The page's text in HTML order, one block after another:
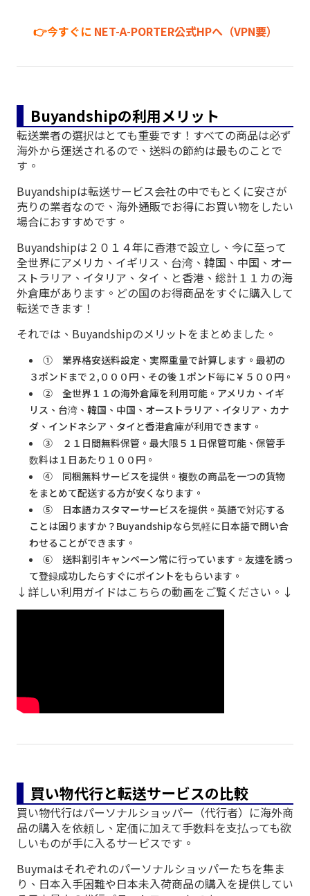
👉今すぐに NET-A-PORTER公式HPへ（VPN要）
Buyandshipの利用メリット
転送業者の選択はとても重要です！すべての商品は必ず
海外から運送されるので、送料の節約は最ものことで
す。
Buyandshipは転送サービス会社の中でもとくに安さが
売りの業者なので、海外通販でお得にお買い物をしたい
場合におすすめです。
Buyandshipは２０１４年に香港で設立し、今に至って
全世界にアメリカ、イギリス、台湾、韓国、中国、オー
ストラリア、イタリア、タイ、と香港、総計１１カの海
外倉庫があります。どの国のお得商品をすぐに購入して
転送できます！
それでは、Buyandshipのメリットをまとめました。
① 業界格安送料設定、実際重量で計算します。最初の
３ポンドまで２,０００円、その後１ポンド毎に￥５００円。
② 全世界１１の海外倉庫を利用可能。アメリカ、イギ
リス、台湾、韓国、中国、オーストラリア、イタリア、カナ
ダ、インドネシア、タイと香港倉庫が利用できます。
③ ２１日間無料保管。最大限５１日保管可能、保管手
数料は１日あたり１００円。
④ 同梱無料サービスを提供。複数の商品を一つの貨物
をまとめて配送する方が安くなります。
⑤ 日本語カスタマーサービスを提供。英語で対応する
ことは困りますか？Buyandshipなら気軽に日本語で問い合
わせることができます。
⑥ 送料割引キャンペーン常に行っています。友達を誘っ
て登録成功したらすぐにポイントをもらいます。
↓詳しい利用ガイドはこちらの動画をご覧ください。↓
買い物代行と転送サービスの比較
買い物代行はパーソナルショッパー（代行者）に海外商
品の購入を依頼し、定価に加えて手数料を支払っても欲
しいものが手に入るサービスです。
Buymaはそれぞれのパーソナルショッパーたちを集ま
り、日本入手困難や日本未入荷商品の購入を提供してい